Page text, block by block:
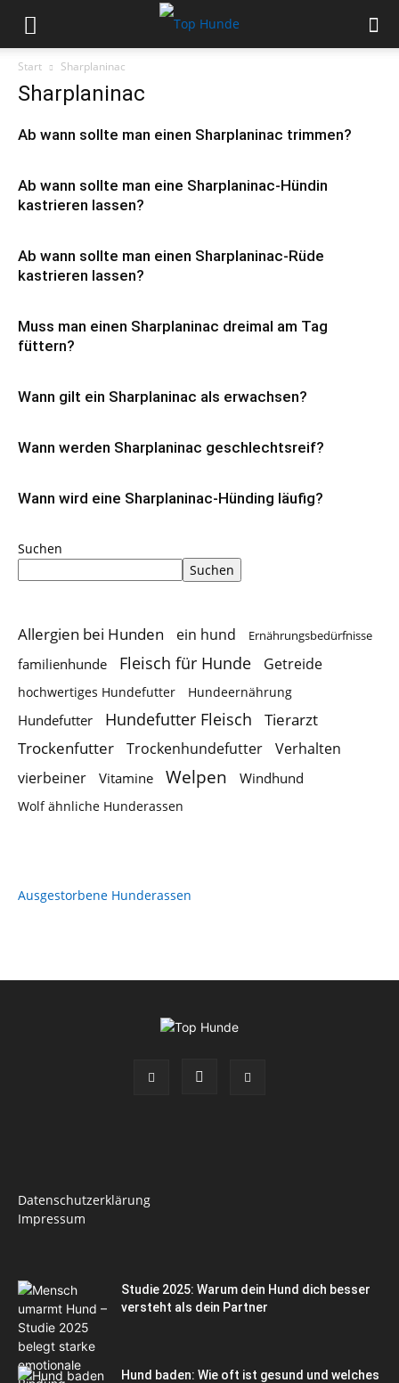
Start Sharplaninac
Sharplaninac
Ab wann sollte man einen Sharplaninac trimmen?
Ab wann sollte man eine Sharplaninac-Hündin
kastrieren lassen?
Ab wann sollte man einen Sharplaninac-Rüde
kastrieren lassen?
Muss man einen Sharplaninac dreimal am Tag
füttern?
Wann gilt ein Sharplaninac als erwachsen?
Wann werden Sharplaninac geschlechtsreif?
Wann wird eine Sharplaninac-Hünding läufig?
Suchen
Suchen
Allergien bei Hunden ein hund Ernährungsbedürfnisse
familienhunde Fleisch für Hunde Getreide
hochwertiges Hundefutter Hundeernährung
Hundefutter Hundefutter Fleisch
Tierarzt
Trockenfutter
Trockenhundefutter
Verhalten
vierbeiner
Vitamine Welpen Windhund
Wolf ähnliche Hunderassen
Ausgestorbene Hunderassen
Datenschutzerklärung
Impressum
Studie 2025: Warum dein Hund dich besser
versteht als dein Partner
Hund baden: Wie oft ist gesund und welches